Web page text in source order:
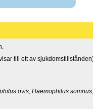
till ett av
ovis Haemophilus somnus